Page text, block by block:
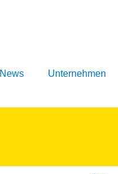
News Unternehmen